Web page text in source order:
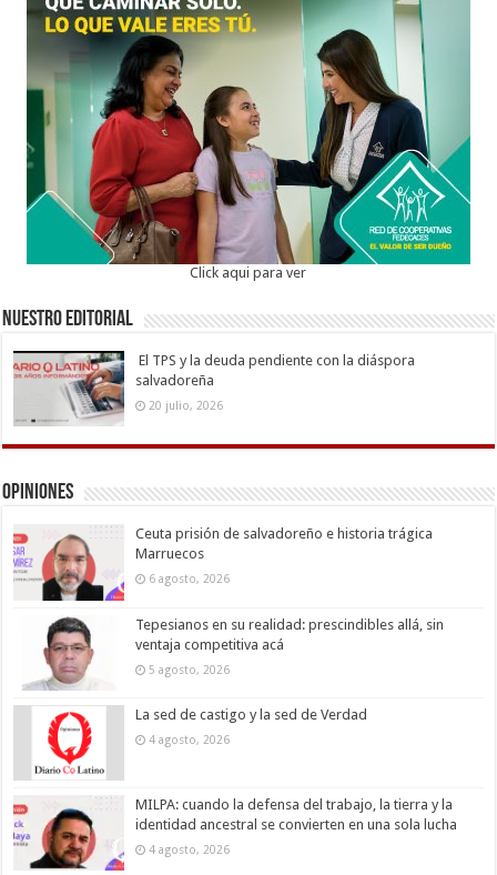
Click aqui para ver
Nuestro Editorial
El TPS y la deuda pendiente con la diáspora
salvadoreña
20 julio, 2026
Opiniones
Ceuta prisión de salvadoreño e historia trágica
Marruecos
6 agosto, 2026
Tepesianos en su realidad: prescindibles allá, sin
ventaja competitiva acá
5 agosto, 2026
La sed de castigo y la sed de Verdad
4 agosto, 2026
MILPA: cuando la defensa del trabajo, la tierra y la
identidad ancestral se convierten en una sola lucha
4 agosto, 2026